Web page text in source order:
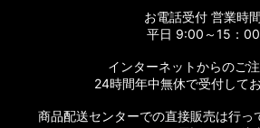
お電話受付 営業時間
平日 9:00～15：00
インターネットからのご注
24時間年中無休で受付してお
商品配送センターでの直接販売は行っ